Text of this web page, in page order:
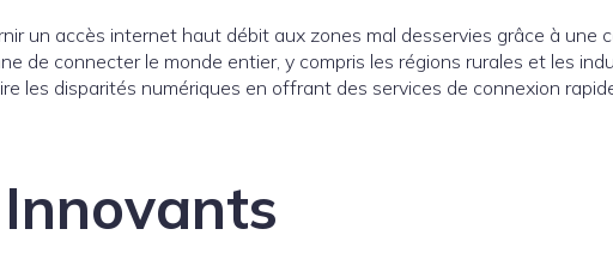
un accès internet haut débit aux zones mal desservies grâce à une
de connecter le monde entier, y compris les régions rurales et les
les disparités numériques en offrant des services de connexion